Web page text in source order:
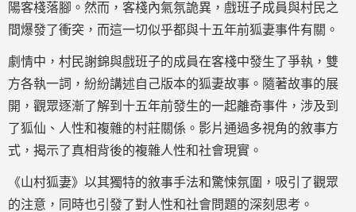
陽客棧落腳。然而，客棧內氣氛詭異，戲班子成員與村民之
間爆發了衝突，而這一切似乎都與十五年前狐妻事件有關。
劇情中，村民謝錦與戲班子的成員在客棧中發生了爭執，雙
方各執一詞，紛紛講述自己版本的狐妻故事。隨著故事的展
開，觀眾逐漸了解到十五年前發生的一起離奇事件，涉及到
了狐仙、人性和複雜的村莊關係。影片通過多視角的敘事方
式，揭示了真相背後的複雜人性和社會現實。
《山村狐妻》以其獨特的敘事手法和驚悚氛圍，吸引了觀眾
的注意，同時也引發了對人性和社會問題的深刻思考。